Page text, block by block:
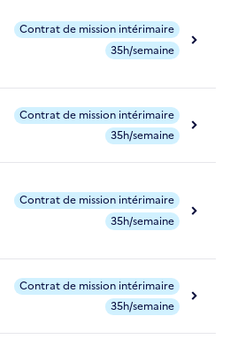
Contrat de mission intérimaire
35h/semaine
Contrat de mission intérimaire
35h/semaine
Contrat de mission intérimaire
35h/semaine
Contrat de mission intérimaire
35h/semaine